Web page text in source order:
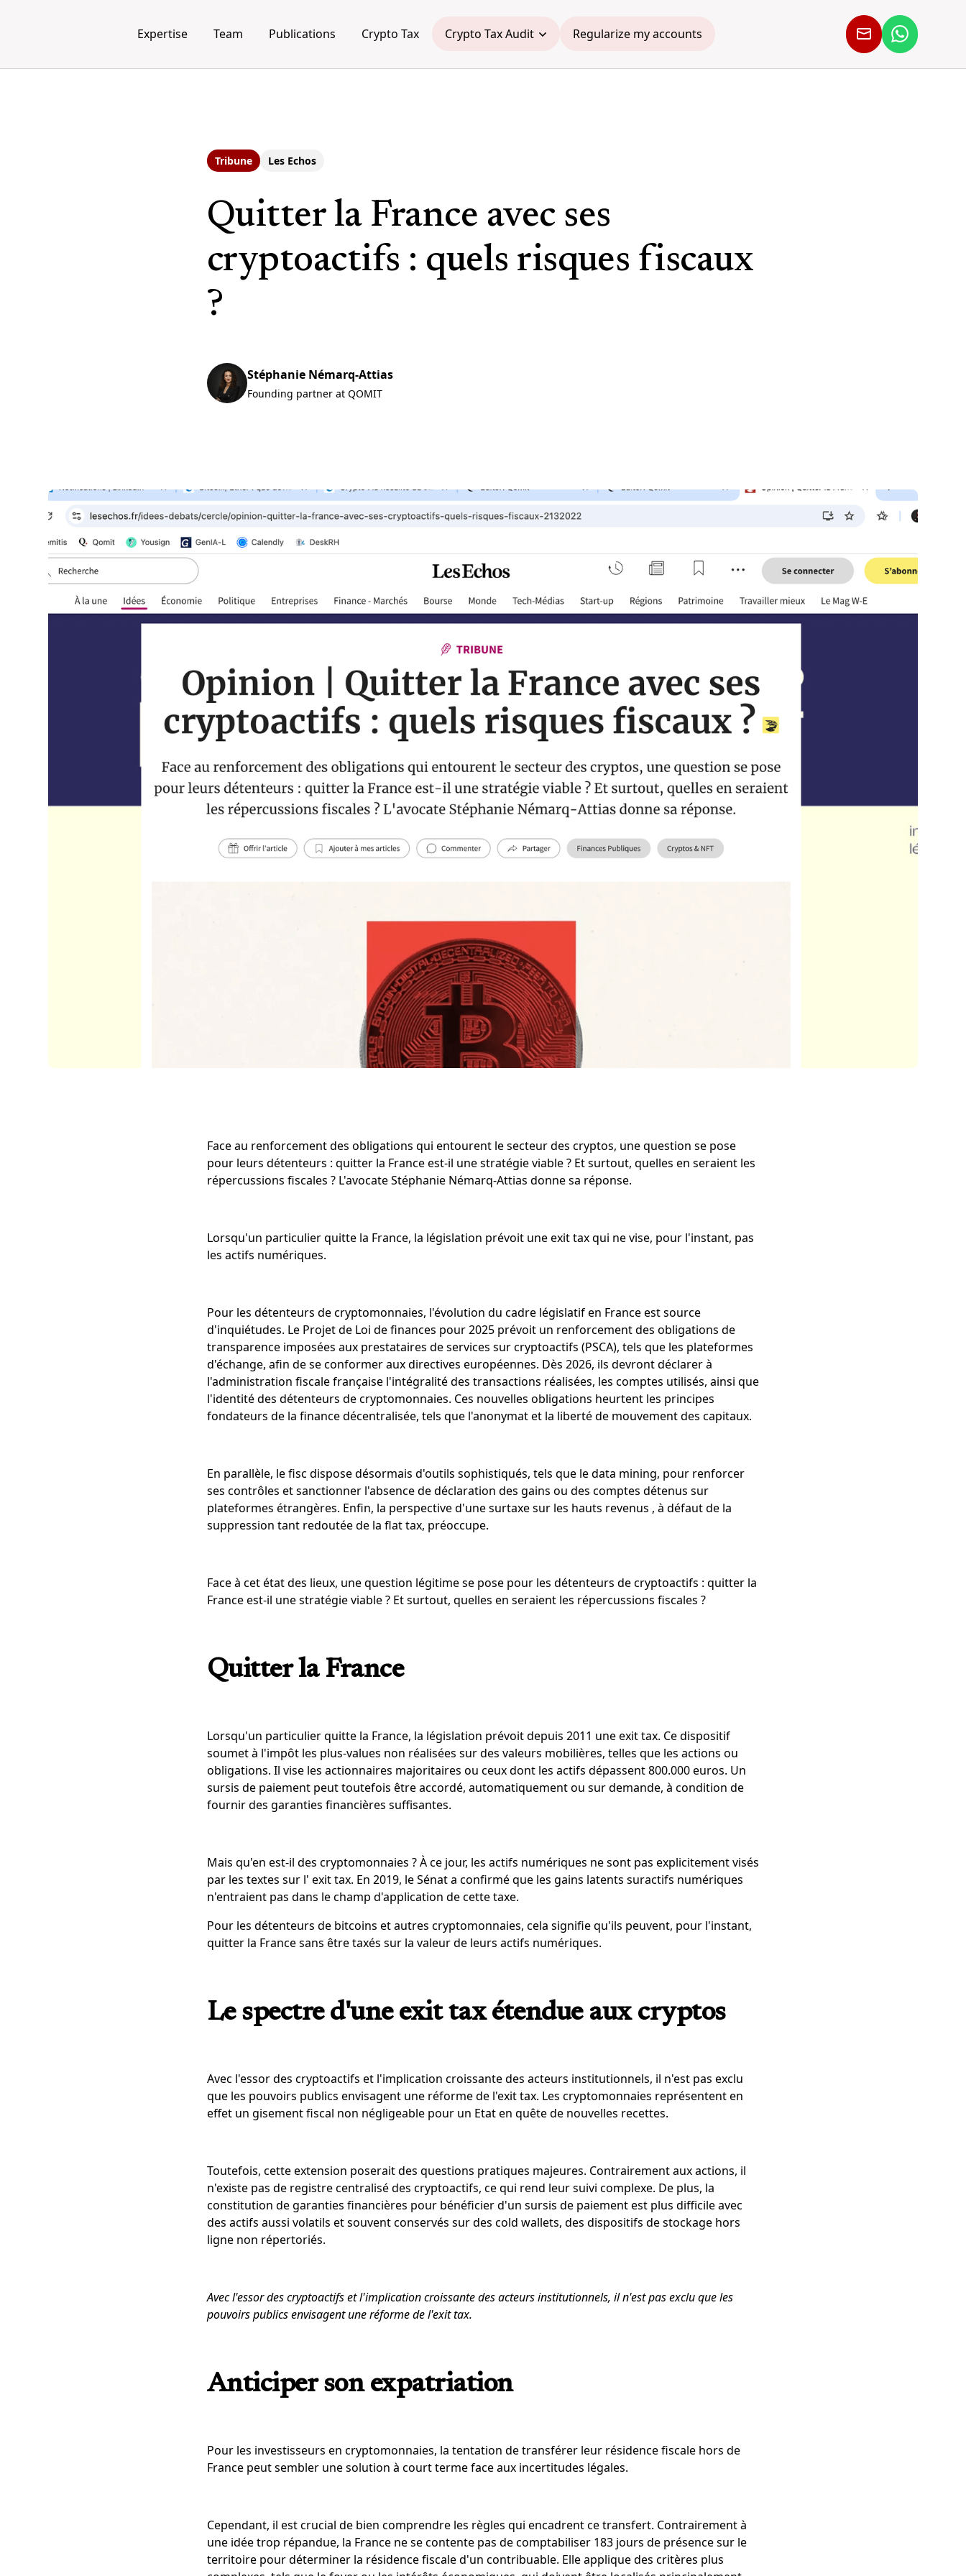
Expertise Team Publications Crypto Tax Crypto Tax Audit Regularize my accounts
Tribune Les Echos
Quitter la France avec ses
cryptoactifs : quels risques fiscaux
?
Stéphanie Némarq-Attias
Founding partner at QOMIT
Face au renforcement des obligations qui entourent le secteur des cryptos, une question se pose
pour leurs détenteurs : quitter la France est-il une stratégie viable ? Et surtout, quelles en seraient les
répercussions fiscales ? L'avocate Stéphanie Némarq-Attias donne sa réponse.
Lorsqu'un particulier quitte la France, la législation prévoit une exit tax qui ne vise, pour l'instant, pas
les actifs numériques.
Pour les détenteurs de cryptomonnaies, l'évolution du cadre législatif en France est source
d'inquiétudes. Le Projet de Loi de finances pour 2025 prévoit un renforcement des obligations de
transparence imposées aux prestataires de services sur cryptoactifs (PSCA), tels que les plateformes
d'échange, afin de se conformer aux directives européennes. Dès 2026, ils devront déclarer à
l'administration fiscale française l'intégralité des transactions réalisées, les comptes utilisés, ainsi que
l'identité des détenteurs de cryptomonnaies. Ces nouvelles obligations heurtent les principes
fondateurs de la finance décentralisée, tels que l'anonymat et la liberté de mouvement des capitaux.
En parallèle, le fisc dispose désormais d'outils sophistiqués, tels que le data mining, pour renforcer
ses contrôles et sanctionner l'absence de déclaration des gains ou des comptes détenus sur
plateformes étrangères. Enfin, la perspective d'une surtaxe sur les hauts revenus , à défaut de la
suppression tant redoutée de la flat tax, préoccupe.
Face à cet état des lieux, une question légitime se pose pour les détenteurs de cryptoactifs : quitter la
France est-il une stratégie viable ? Et surtout, quelles en seraient les répercussions fiscales ?
Quitter la France
Lorsqu'un particulier quitte la France, la législation prévoit depuis 2011 une exit tax. Ce dispositif
soumet à l'impôt les plus-values non réalisées sur des valeurs mobilières, telles que les actions ou
obligations. Il vise les actionnaires majoritaires ou ceux dont les actifs dépassent 800.000 euros. Un
sursis de paiement peut toutefois être accordé, automatiquement ou sur demande, à condition de
fournir des garanties financières suffisantes.
Mais qu'en est-il des cryptomonnaies ? À ce jour, les actifs numériques ne sont pas explicitement visés
par les textes sur l' exit tax. En 2019, le Sénat a confirmé que les gains latents suractifs numériques
n'entraient pas dans le champ d'application de cette taxe.
Pour les détenteurs de bitcoins et autres cryptomonnaies, cela signifie qu'ils peuvent, pour l'instant,
quitter la France sans être taxés sur la valeur de leurs actifs numériques.
Le spectre d'une exit tax étendue aux cryptos
Avec l'essor des cryptoactifs et l'implication croissante des acteurs institutionnels, il n'est pas exclu
que les pouvoirs publics envisagent une réforme de l'exit tax. Les cryptomonnaies représentent en
effet un gisement fiscal non négligeable pour un Etat en quête de nouvelles recettes.
Toutefois, cette extension poserait des questions pratiques majeures. Contrairement aux actions, il
n'existe pas de registre centralisé des cryptoactifs, ce qui rend leur suivi complexe. De plus, la
constitution de garanties financières pour bénéficier d'un sursis de paiement est plus difficile avec
des actifs aussi volatils et souvent conservés sur des cold wallets, des dispositifs de stockage hors
ligne non répertoriés.
Avec l'essor des cryptoactifs et l'implication croissante des acteurs institutionnels, il n'est pas exclu que les
pouvoirs publics envisagent une réforme de l'exit tax.
Anticiper son expatriation
Pour les investisseurs en cryptomonnaies, la tentation de transférer leur résidence fiscale hors de
France peut sembler une solution à court terme face aux incertitudes légales.
Cependant, il est crucial de bien comprendre les règles qui encadrent ce transfert. Contrairement à
une idée trop répandue, la France ne se contente pas de comptabiliser 183 jours de présence sur le
territoire pour déterminer la résidence fiscale d'un contribuable. Elle applique des critères plus